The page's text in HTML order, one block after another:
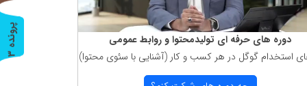
دوره های حرفه ای تولیدمحتوا و روابط عمومی
استخدام گوگل در هر كسب و كار (آشنایی با سئوی محتوا)
پ
ر
و
ن
د
ه
3